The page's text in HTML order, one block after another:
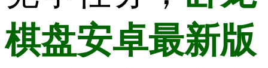
棋盘安卓最新版